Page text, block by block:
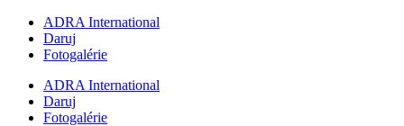
Preskočiť
obsah
ADRA International
Daruj
Fotogalérie
ADRA International
Daruj
Fotogalérie